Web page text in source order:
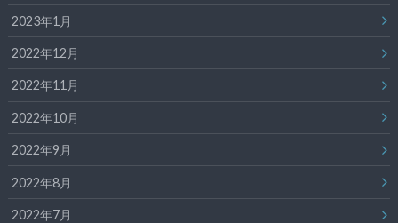
2023年1月
2022年12月
2022年11月
2022年10月
2022年9月
2022年8月
2022年7月